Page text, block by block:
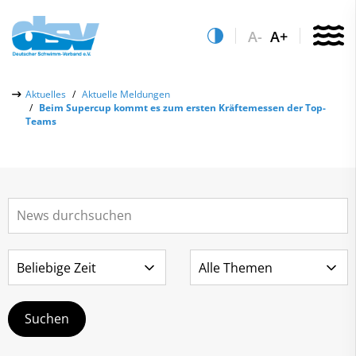
A- A+
Aktuelles
Aktuelle Meldungen
Beim Supercup kommt es zum ersten Kräftemessen der Top-
Teams
Über uns
Aktuelles
Leistungs- & Wettkampfsport
Schwimmen lernen
Sportentwicklung
Service
Vereinsfinder
Lizenzwesen
Zentrale Hinweisstelle
Anti-Doping
Recht auf sicheren Schwimmsport
Abteilungen